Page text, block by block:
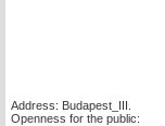
Address: Budapest_III.
Openness for the public: